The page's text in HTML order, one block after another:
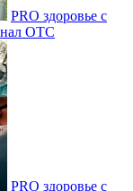
PRO здоровье с
ОТС
PRO здоровье с